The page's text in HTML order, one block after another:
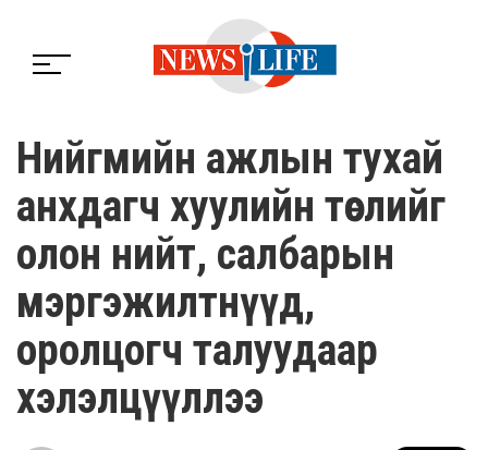
Нийгмийн ажлын тухай
анхдагч хуулийн төслийг
олон нийт, салбарын
мэргэжилтнүүд,
оролцогч талуудаар
хэлэлцүүллээ